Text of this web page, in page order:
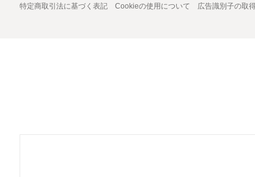
特定商取引法に基づく表記 Cookieの使用について 広告識別子の取